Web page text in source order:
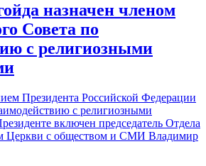
назначен членом
Совета по
с религиозными
Президента Российской Федерации
с религиозными
включен председатель Отдела
Церкви с обществом и СМИ Владимир